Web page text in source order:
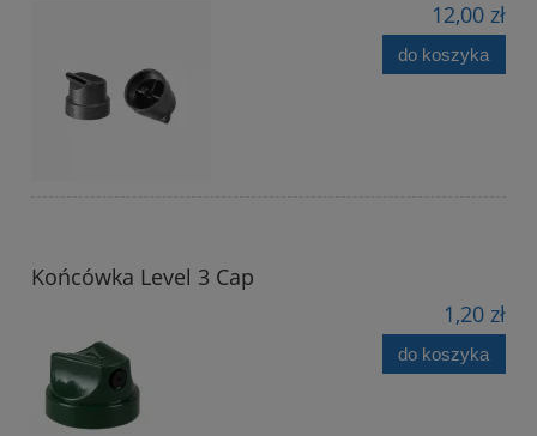
12,00 zł
do koszyka
Końcówka Level 3 Cap
1,20 zł
do koszyka